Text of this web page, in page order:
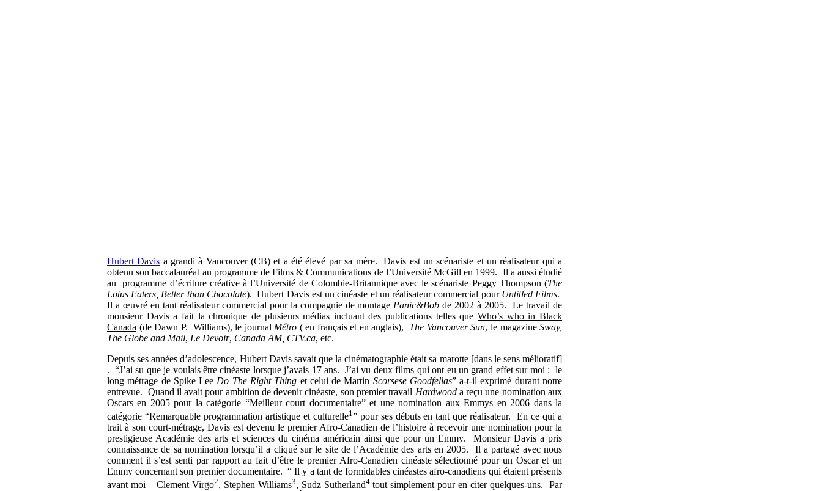
Hubert Davis a grandi à Vancouver (CB) et a été élevé par sa mère. Davis est un scénariste et un réalisateur qui a
obtenu son baccalauréat au programme de Films & Communications de l’Université McGill en 1999. Il a aussi étudié
au programme d’écriture créative à l’Université de Colombie-Britannique avec le scénariste Peggy Thompson (The
Lotus Eaters, Better than Chocolate). Hubert Davis est un cinéaste et un réalisateur commercial pourUntitled Films.
Il a œuvré en tant réalisateur commercial pour la compagnie de montage Panic&Bob de 2002 à 2005. Le travail de
monsieur Davis a fait la chronique de plusieurs médias incluant des publications telles queWho’s who in Black
Canada (de Dawn P. Williams), le journal Métro ( en français et en anglais), The Vancouver Sun, le magazineSway,
The Globe and Mail, Le Devoir, Canada AM, CTV.ca, etc.
Depuis ses années d’adolescence, Hubert Davis savait que la cinématographie était sa marotte [dans le sens mélioratif]
. “J’ai su que je voulais être cinéaste lorsque j’avais 17 ans. J’ai vu deux films qui ont eu un grand effet sur moi : le
long métrage de Spike Lee Do The Right Thing et celui de Martin Scorsese Goodfellas” a-t-il exprimé durant notre
entrevue. Quand il avait pour ambition de devenir cinéaste, son premier travail Hardwooda reçu une nomination aux
Oscars en 2005 pour la catégorie “Meilleur court documentaire” et une nomination aux Emmys en 2006 dans la
catégorie “Remarquable programmation artistique et culturelle1 ” pour ses débuts en tant que réalisateur. En ce qui a
trait à son court-métrage, Davis est devenu le premier Afro-Canadien de l’histoire à recevoir une nomination pour la
prestigieuse Académie des arts et sciences du cinéma américain ainsi que pour un Emmy. Monsieur Davis a pris
connaissance de sa nomination lorsqu’il a cliqué sur le site de l’Académie des arts en 2005. Il a partagé avec nous
comment il s’est senti par rapport au fait d’être le premier Afro-Canadien cinéaste sélectionné pour un Oscar et un
Emmy concernant son premier documentaire. “ Il y a tant de formidables cinéastes afro-canadiens qui étaient présents
avant moi – Clement Virgo2, Stephen Williams3, Sudz Sutherland4tout simplement pour en citer quelques-uns. Par